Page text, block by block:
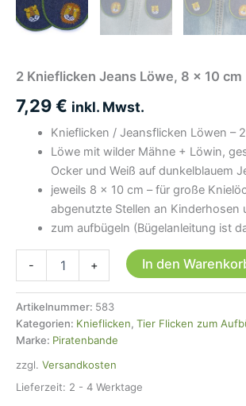
2 Knieflicken Jeans Löwe, 8 x 10 cm
7,29€ inkl. Mwst.
Knieflicken / Jeansflicken Löwen –
Löwe mit wilder Mähne + Löwin,
Ocker und Weiß auf dunkelblauem
jeweils 8 × 10 cm – für große
abgenutzte Stellen an Kinderhosen
zum aufbügeln (Bügelanleitung ist
-
Knieflicken
Löwe,
8
x
cm
Menge
+ In den
Artikelnummer: 583
Kategorien: Knieflicken, Tier Flicken zum
Marke: Piratenbande
zzgl. Versandkosten
Lieferzeit: 2 - 4 Werktage